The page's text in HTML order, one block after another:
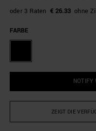
€ 26.33
FARBE
NOTIFY
ZEIGT DIE